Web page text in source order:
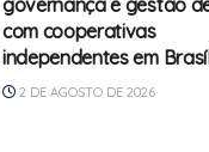
governança e gestão
com cooperativas
independentes em
2 DE AGOSTO DE 2026